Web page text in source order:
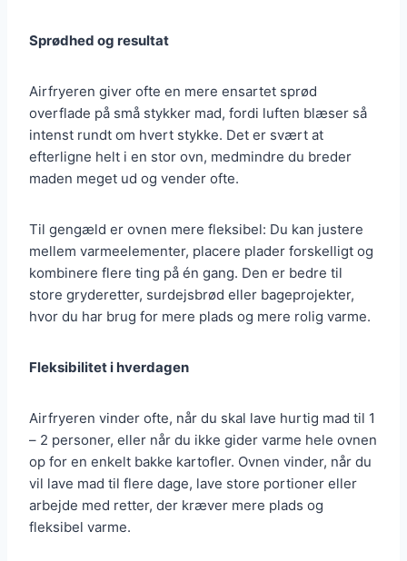
Sprødhed og resultat
Airfryeren giver ofte en mere ensartet sprød
overflade på små stykker mad, fordi luften blæser så
intenst rundt om hvert stykke. Det er svært at
efterligne helt i en stor ovn, medmindre du breder
maden meget ud og vender ofte.
Til gengæld er ovnen mere fleksibel: Du kan justere
mellem varmeelementer, placere plader forskelligt og
kombinere flere ting på én gang. Den er bedre til
store gryderetter, surdejsbrød eller bageprojekter,
hvor du har brug for mere plads og mere rolig varme.
Fleksibilitet i hverdagen
Airfryeren vinder ofte, når du skal lave hurtig mad til 1
– 2 personer, eller når du ikke gider varme hele ovnen
op for en enkelt bakke kartofler. Ovnen vinder, når du
vil lave mad til flere dage, lave store portioner eller
arbejde med retter, der kræver mere plads og
fleksibel varme.